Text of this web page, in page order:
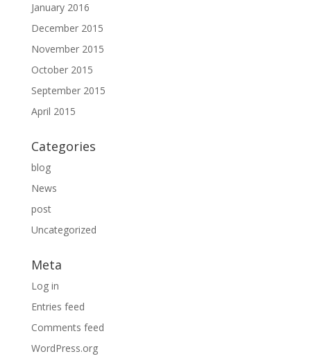
January 2016
December 2015
November 2015
October 2015
September 2015
April 2015
Categories
blog
News
post
Uncategorized
Meta
Log in
Entries feed
Comments feed
WordPress.org